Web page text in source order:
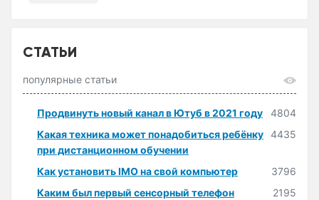
СТАТЬИ
популярные статьи
Продвинуть новый канал в Ютуб в 2021 году
4804
Какая техника может понадобиться ребёнку
при дистанционном обучении
4435
Как установить IMO на свой компьютер
3796
Каким был первый сенсорный телефон
2195